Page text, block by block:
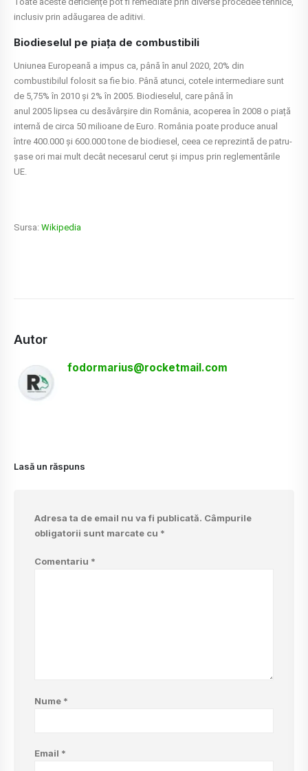
inclusiv prin adăugarea de aditivi
Biodieselul pe piața de combustibili
Uniunea Europeană a impus ca, până în anul 2020, 20% din
combustibilul folosit sa fie bio. Până atunci, cotele intermediare sunt
de 5,75% în 2010 și 2% în 2005. Biodieselul, care până în
anul 2005 lipsea cu desăvârșire din România, acoperea în 2008 o piață
internă de circa 50 milioane de Euro. România poate produce anual
între 400.000 și 600.000 tone de biodiesel, ceea ce reprezintă de patru-
șase ori mai mult decât necesarul cerut și impus prin reglementările
UE.
Sursa: Wikipedia
Autor
fodormarius@rocketmail.com
Lasă un răspuns
Adresa ta de email nu va fi publicată. Câmpurile
obligatorii sunt marcate cu *
Comentariu *
Nume *
Email *